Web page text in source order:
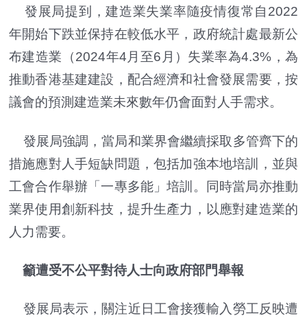
發展局提到，建造業失業率隨疫情復常自2022
年開始下跌並保持在較低水平，政府統計處最新公
布建造業（2024年4月至6月）失業率為4.3%，為
推動香港基建建設，配合經濟和社會發展需要，按
議會的預測建造業未來數年仍會面對人手需求。
發展局強調，當局和業界會繼續採取多管齊下的
措施應對人手短缺問題，包括加強本地培訓，並與
工會合作舉辦「一專多能」培訓。同時當局亦推動
業界使用創新科技，提升生產力，以應對建造業的
人力需要。
籲遭受不公平對待人士向政府部門舉報
發展局表示，關注近日工會接獲輸入勞工反映遭